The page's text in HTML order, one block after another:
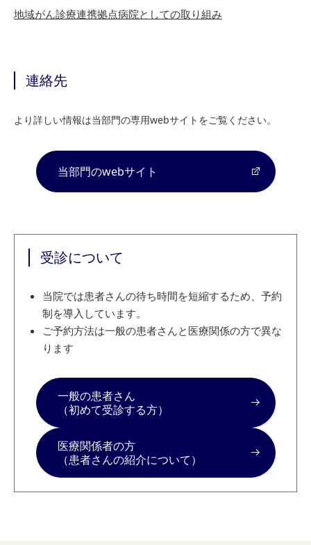
地域がん診療連携拠点病院としての取り組み
連絡先
より詳しい情報は当部門の専用webサイトをご覧ください。
当部門のwebサイト
受診について
当院では患者さんの待ち時間を短縮するため、予約
制を導入しています。
ご予約方法は一般の患者さんと医療関係の方で異な
ります
一般の患者さん
（初めて受診する方）
医療関係者の方
（患者さんの紹介について）